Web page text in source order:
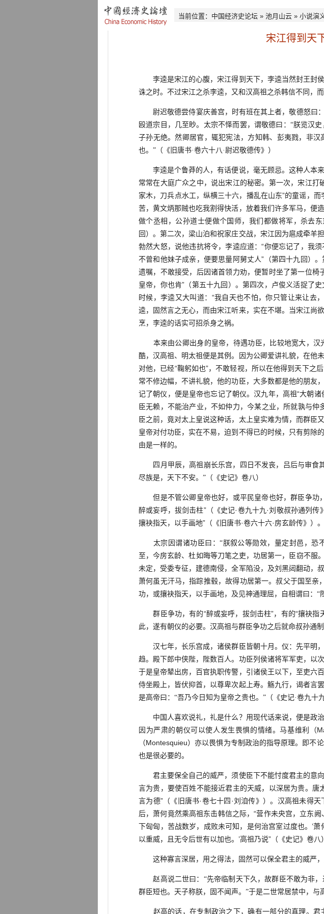
当前位置： 中国经济史论坛 » 池月山云 » 小说演
宋江得到天
李逵是宋江的心腹，宋江得到天下，李逵当然封王封
诛之时。不过宋江之杀李逵，又和汉高祖之杀韩信不同，
尉迟敬德尝侍宴庆善宫，时有班在其上者，敬德怒曰：
殴道宗目，几至眇。太宗不怿而罢，谓敬德曰：“朕览汉
子孙无绝。然卿居官，辄犯宪法，方知韩、彭夷戮，非
也。”（《旧唐书·卷六十八·尉迟敬德传》）
李逵是个鲁莽的人，有话便说，毫无顾忌。这种人本来
常常在大庭广众之中，说出宋江的秘密。第一次，宋江
家木，刀兵点水工，纵横三十六，播乱在山东”的童谣，
苦，黄文炳那贼也吃我割得快活，放着我们许多军马，便
做个丞相，公孙道士便做个国师，我们都做将军，杀去
回）。第二次，梁山泊和祝家庄交战，宋江因为扈成牵羊
勃然大怒，说他违抗将令，李逵应道：“你便忘记了，我
不曾和他妹子成亲，便要思量阿舅丈人”（第四十九回）
遗嘱，不敢接受，后因诸首领力劝，便暂时坐了第一位
皇帝，你也肯”（第五十九回）。第四次，卢俊义活捉了
时候，李逵又大叫道：“我自天也不怕，你只管让来让去
逵，固然言之无心，而由宋江听来，实在不堪。当宋江尚
烹，李逵的话实可招杀身之祸。
本来由公卿出身的皇帝，待遇功臣，比较地宽大，汉
酷，汉高祖、明太祖便是其例。因为公卿爱讲礼貌，在他
对他，已经“鞠躬如也”，不敢轻视，所以在他得到天下之
常不修边幅，不讲礼貌，他的功臣，大多数都是他的朋友
记了朝仪，便是皇帝也忘记了朝仪。汉九年，高祖“大朝
臣无赖，不能治产业，不如仲力，今某之业，所就孰与仲
臣之前，竟对太上皇说这种话，太上皇实难为情，而群臣
皇帝对付功臣，实在不易，迫到不得已的时候，只有剪除
由是一样的。
四月甲辰，高祖崩长乐宫，四日不发丧，吕后与审食
尽族是，天下不安。”（《史记》卷八）
但是不管公卿皇帝也好，或平民皇帝也好，群臣争功，
醉或妄呼，拔剑击柱”（《史记·卷九十九·刘敬叔孙通列
攘袂指天，以手画地”（《旧唐书·卷六十六·房玄龄传》）
太宗因谓诸功臣曰：“朕叙公等勋效，量定封邑，恐
至，今房玄龄、杜如晦等刀笔之吏，功居第一，臣窃不服
未定，受委专征，建德南侵，全军陷没，及刘黑闼翻动，
萧何虽无汗马，指踪推毂，故得功居第一。叔父于国至
功，或攘袂指天，以手画地，及见神通理屈，自相谓曰：“
群臣争功，有的“醉或妄呼，拔剑击柱”，有的“攘袂指
此，遂有朝仪的必要。汉高祖与群臣争功之后就命叔孙通
汉七年，长乐宫成，诸侯群臣皆朝十月。仪：先平明，
趋。殿下郎中侠陛，陛数百人。功臣列侯诸将军军吏，以
于是皇帝辇出房，百官执职传警，引诸侯王以下，至吏六
侍坐殿上，皆伏抑首，以尊卑次起上寿。觞九行，谒者言
是高帝曰：“吾乃今日知为皇帝之贵也。”（《史记·卷九十
中国人喜欢说礼，礼是什么？用现代话来说，便是政治
因为严肃的朝仪可以使人发生畏惧的情绪。马基维利（
（Montesquieu）亦以畏惧为专制政治的指导原理。即不
也是很必要的。
君主要保全自己的威严，须使臣下不能忖度君主的意
言为贵，要使百姓不能接近君主的天威，以深居为贵。
言为德”（《旧唐书·卷七十四·刘洎传》）。汉高祖未得
后，萧何竟然乘高祖东击韩信之际，“营作未央宫，立东
下匈匈，苦战数岁，成败未可知，是何治宫室过度也。’
以重威，且无令后世有以加也。’高祖乃说”（《史记》卷
这种寡言深居，用之得法，固然可以保全君主的威严，
赵高说二世曰：“先帝临制天下久，故群臣不敢为非，
群臣短也。天子称朕，固不闻声。”于是二世常居禁中，与
赵高的话，在专制政治之下，确有一部分的真理。君